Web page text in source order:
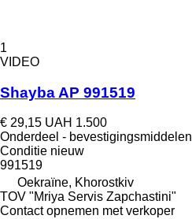
1
VIDEO
Shayba AP 991519
€ 29,15 UAH 1.500
Onderdeel - bevestigingsmiddelen
Conditie nieuw
991519
Oekraïne, Khorostkiv
TOV "Mriya Servis Zapchastini"
Contact opnemen met verkoper